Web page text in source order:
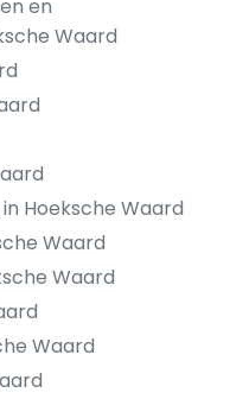
en
Waard
Hoeksche Waard
Waard
Waard
Waard